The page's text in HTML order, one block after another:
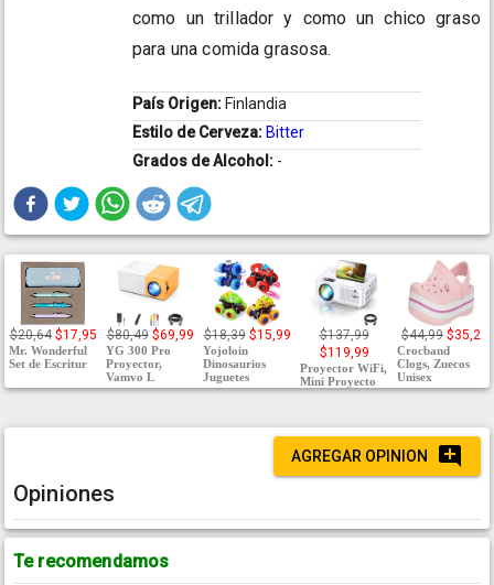
como un trillador y como un chico graso
para una comida grasosa.
País Origen: Finlandia
Estilo de Cerveza: Bitter
Grados de Alcohol: -
$20,64 $17,95
Mr. Wonderful
Set de Escritur
$80,49 $69,99
YG 300 Pro
Proyector,
Vamvo L
$18,39 $15,99
Yojoloin
Dinosaurios
Juguetes
$137,99
$119,99
Proyector WiFi,
Mini Proyecto
$44,99 $35,2
Crocband
Clogs, Zuecos
Unisex
AGREGAR OPINION
Opiniones
Te recomendamos